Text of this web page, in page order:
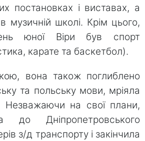
постановках і виставах, а
музичній школі. Крім цього,
юної Віри був спорт
карате та баскетбол).
вона також поглиблено
та польську мови, мріяла
Незважаючи на свої плани,
до Дніпропетровського
з/д транспорту і закінчила